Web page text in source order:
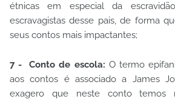
étnicas em especial da
escravagistas desse pais, de forma
seus contos mais impactantes;
7 - Conto de escola: O termo
aos contos é associado a James
exagero que neste conto temos